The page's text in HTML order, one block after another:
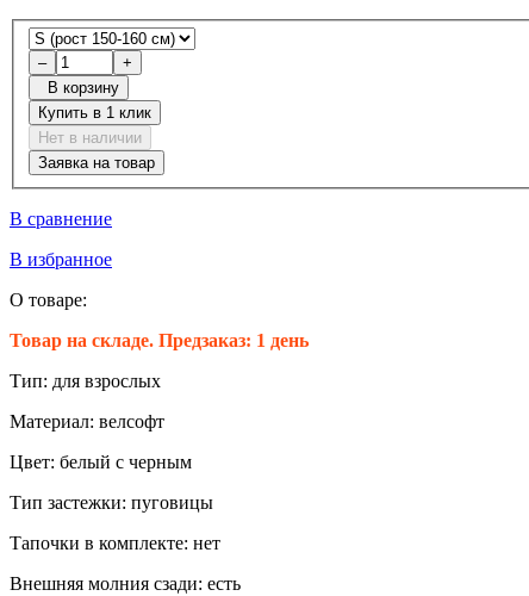
–
+
В корзину
Купить в 1 клик
Нет в наличии
Заявка на товар
В сравнение
В избранное
О товаре:
Товар на складе. Предзаказ: 1 день
Тип: для взрослых
Материал: велсофт
Цвет: белый с черным
Тип застежки: пуговицы
Тапочки в комплекте: нет
Внешняя молния сзади: есть